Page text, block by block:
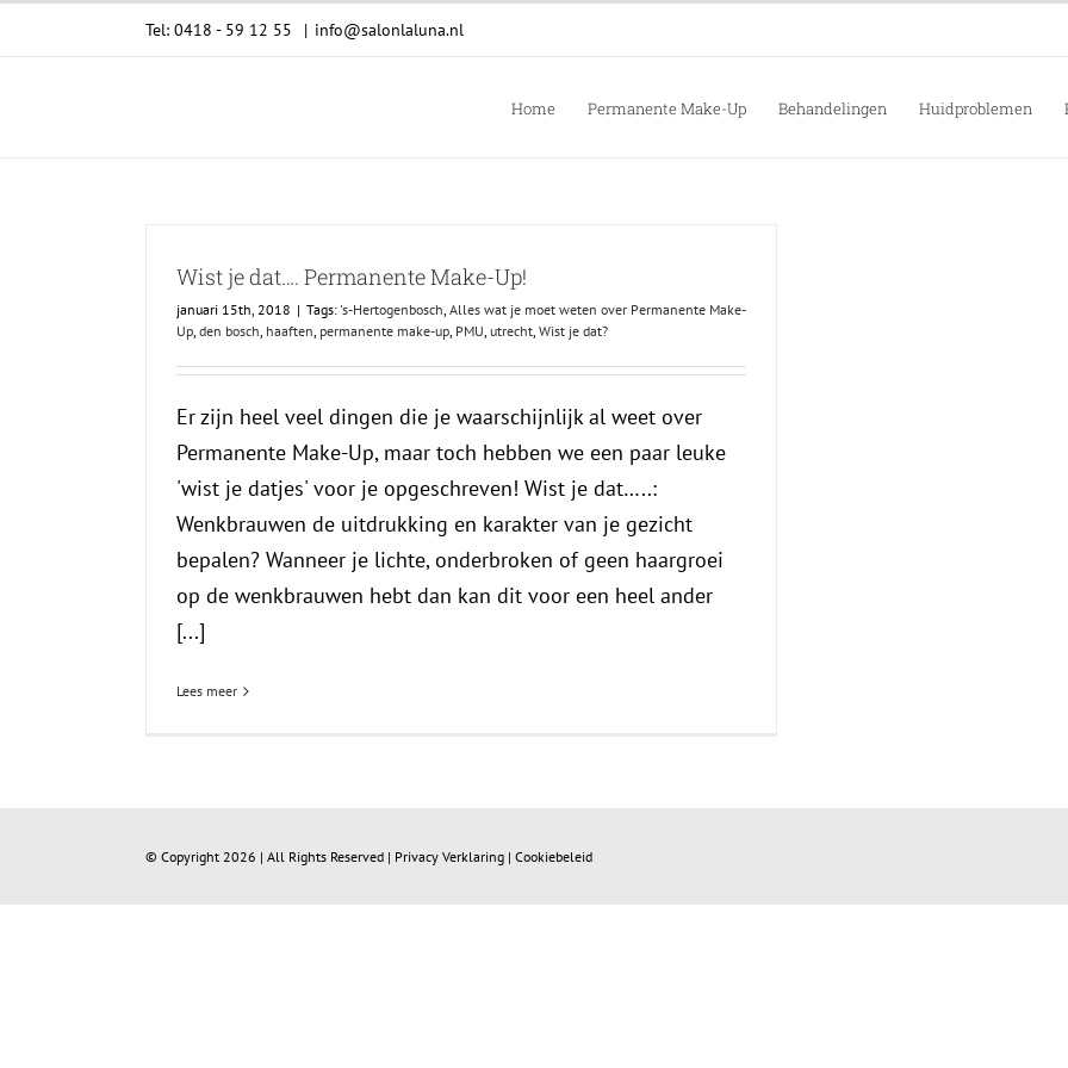
Tel: 0418 - 59 12 55 | info@salonlaluna.nl
Home Permanente Make-Up Behandelingen Huidproblemen
Wist je dat…. Permanente Make-Up!
januari 15th, 2018 | Tags: 's-Hertogenbosch, Alles wat je moet weten over Permanente Make-
Up, den bosch, haaften, permanente make-up, PMU, utrecht, Wist je dat?
Er zijn heel veel dingen die je waarschijnlijk al weet over
Permanente Make-Up, maar toch hebben we een paar leuke
'wist je datjes' voor je opgeschreven! Wist je dat…..:
Wenkbrauwen de uitdrukking en karakter van je gezicht
bepalen? Wanneer je lichte, onderbroken of geen haargroei
op de wenkbrauwen hebt dan kan dit voor een heel ander
[...]
Lees meer
© Copyright 2026 | All Rights Reserved | Privacy Verklaring | Cookiebeleid